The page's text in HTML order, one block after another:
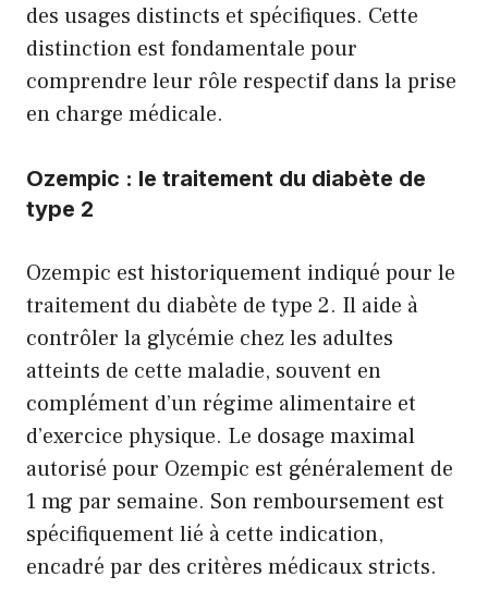
des usages distincts et spécifiques. Cette
distinction est fondamentale pour
comprendre leur rôle respectif dans la prise
en charge médicale.
Ozempic : le traitement du diabète de
type 2
Ozempic est historiquement indiqué pour le
traitement du diabète de type 2. Il aide à
contrôler la glycémie chez les adultes
atteints de cette maladie, souvent en
complément d’un régime alimentaire et
d’exercice physique. Le dosage maximal
autorisé pour Ozempic est généralement de
1 mg par semaine. Son remboursement est
spécifiquement lié à cette indication,
encadré par des critères médicaux stricts.